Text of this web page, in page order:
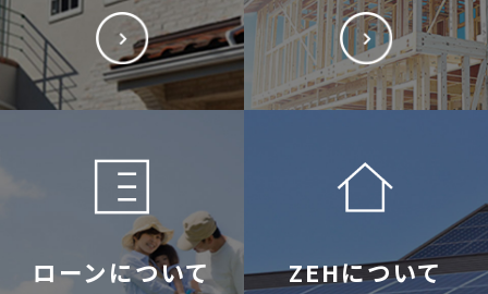
ローンについて ZEHについて